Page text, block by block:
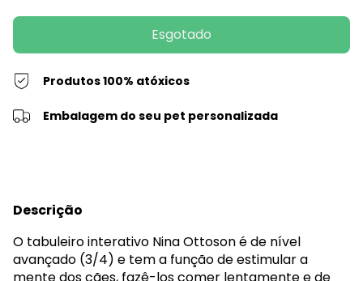
Produtos 100% atóxicos
Embalagem do seu pet personalizada
Descrição
O tabuleiro interativo Nina Ottoson é de nível
avançado (3/4) e tem a função de estimular a